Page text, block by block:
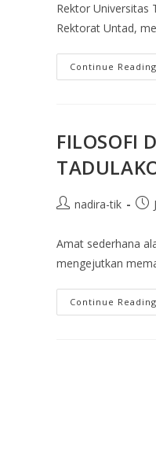
Rektor Universitas
Rektorat Untad,
Continue Reading
FILOSOFI
nadira-tik
Amat sederhana
mengejutkan
Continue Reading